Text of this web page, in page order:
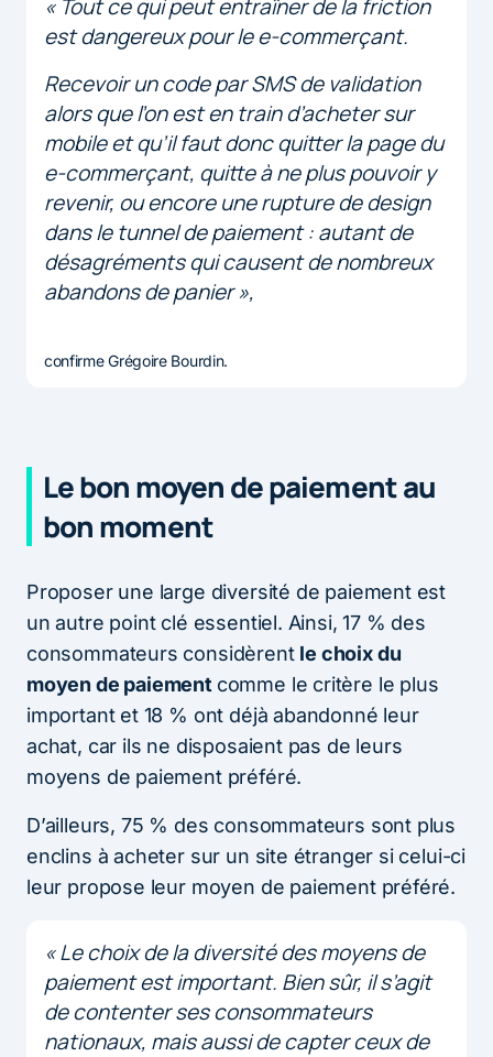
« Tout ce qui peut entraîner de la friction
est dangereux pour le e-commerçant.
Recevoir un code par SMS de validation
alors que l’on est en train d’acheter sur
mobile et qu’il faut donc quitter la page du
e-commerçant, quitte à ne plus pouvoir y
revenir, ou encore une rupture de design
dans le tunnel de paiement : autant de
désagréments qui causent de nombreux
abandons de panier »,
confirme Grégoire Bourdin.
Le bon moyen de paiement au
bon moment
Proposer une large diversité de paiement est
un autre point clé essentiel. Ainsi, 17 % des
consommateurs considèrent le choix du
moyen de paiement comme le critère le plus
important et 18 % ont déjà abandonné leur
achat, car ils ne disposaient pas de leurs
moyens de paiement préféré.
D’ailleurs, 75 % des consommateurs sont plus
enclins à acheter sur un site étranger si celui-ci
leur propose leur moyen de paiement préféré.
« Le choix de la diversité des moyens de
paiement est important. Bien sûr, il s’agit
de contenter ses consommateurs
nationaux, mais aussi de capter ceux de